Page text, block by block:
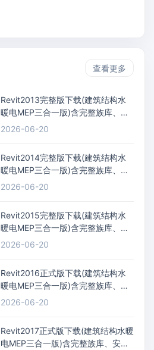
查看更多
Revit2013完整版下载(建筑结构水
暖电MEP三合一版)含完整族库、安
装教程、BIM培训视频教程
2026-06-20
Revit2014完整版下载(建筑结构水
暖电MEP三合一版)含完整族库、安
装教程、BIM培训视频教程
2026-06-20
Revit2015完整版下载(建筑结构水
暖电MEP三合一版)含完整族库、安
装教程、BIM培训视频教程
2026-06-20
Revit2016正式版下载(建筑结构水
暖电MEP三合一版)含完整族库、安
装教程、BIM培训视频教程
2026-06-20
Revit2017正式版下载(建筑结构水暖
电MEP三合一版)含完整族库、安装